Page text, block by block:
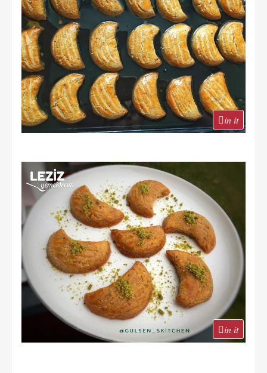
in it
in it